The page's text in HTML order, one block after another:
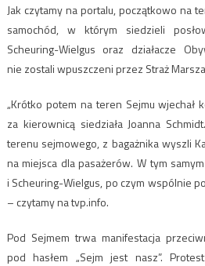
Jak czytamy na portalu, początkowo na
samochód, w którym siedzieli
Scheuring-Wielgus oraz działacze
nie zostali wpuszczeni przez Straż
„Krótko potem na teren Sejmu wjechał
za kierownicą siedziała Joanna
terenu sejmowego, z bagażnika wyszli
na miejsca dla pasażerów. W tym
i Scheuring-Wielgus, po czym wspólnie
– czytamy na tvp.info.
Pod Sejmem trwa manifestacja
pod hasłem „Sejm jest nasz”.